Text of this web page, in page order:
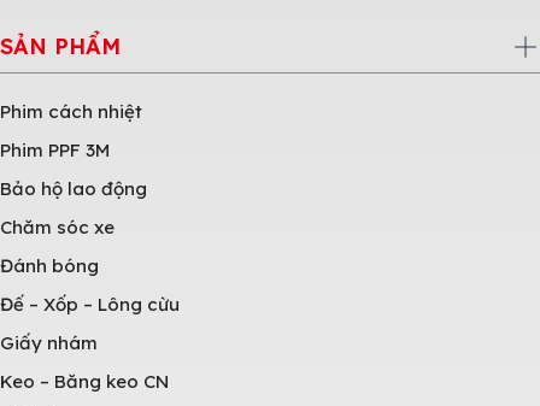
SẢN PHẨM
Phim cách nhiệt
Phim PPF 3M
Bảo hộ lao động
Chăm sóc xe
Đánh bóng
Đế – Xốp – Lông cừu
Giấy nhám
Keo – Băng keo CN